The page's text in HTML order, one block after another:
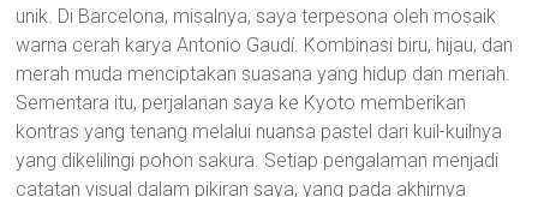
unik. Di Barcelona, misalnya, saya terpesona oleh mosaik
warna cerah karya Antonio Gaudí. Kombinasi biru, hijau, dan
merah muda menciptakan suasana yang hidup dan meriah.
Sementara itu, perjalanan saya ke Kyoto memberikan
kontras yang tenang melalui nuansa pastel dari kuil-kuilnya
yang dikelilingi pohon sakura. Setiap pengalaman menjadi
catatan visual dalam pikiran saya, yang pada akhirnya